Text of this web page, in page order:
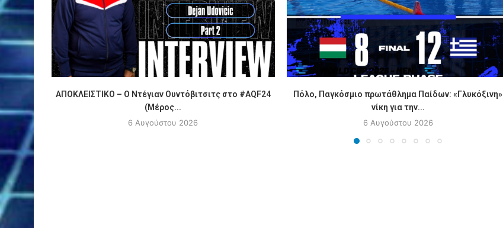
ΑΠΟΚΛΕΙΣΤΙΚΟ – Ο Ντέγιαν Ουντόβιτσιτς στο #AQF24
(Μέρος...
6 Αυγούστου 2026
Πόλο, Παγκόσμιο πρωτάθλημα Παίδων: «Γλυκόξινη»
νίκη για την...
6 Αυγούστου 2026